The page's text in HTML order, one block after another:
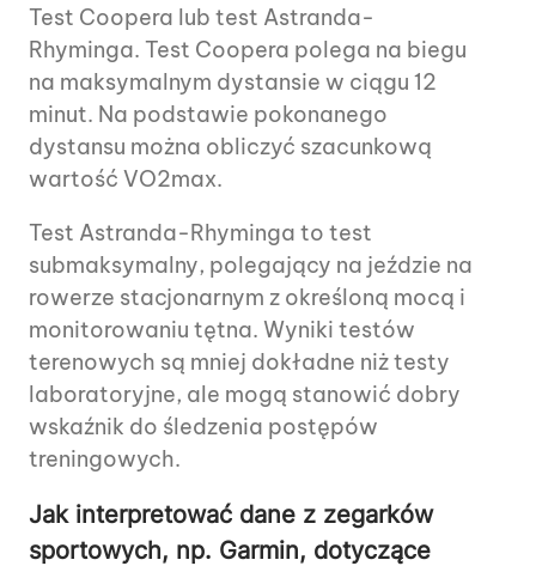
Test Coopera lub test Astranda-
Rhyminga. Test Coopera polega na biegu
na maksymalnym dystansie w ciągu 12
minut. Na podstawie pokonanego
dystansu można obliczyć szacunkową
wartość VO2max.
Test Astranda-Rhyminga to test
submaksymalny, polegający na jeździe na
rowerze stacjonarnym z określoną mocą i
monitorowaniu tętna. Wyniki testów
terenowych są mniej dokładne niż testy
laboratoryjne, ale mogą stanowić dobry
wskaźnik do śledzenia postępów
treningowych.
Jak interpretować dane z zegarków
sportowych, np. Garmin, dotyczące